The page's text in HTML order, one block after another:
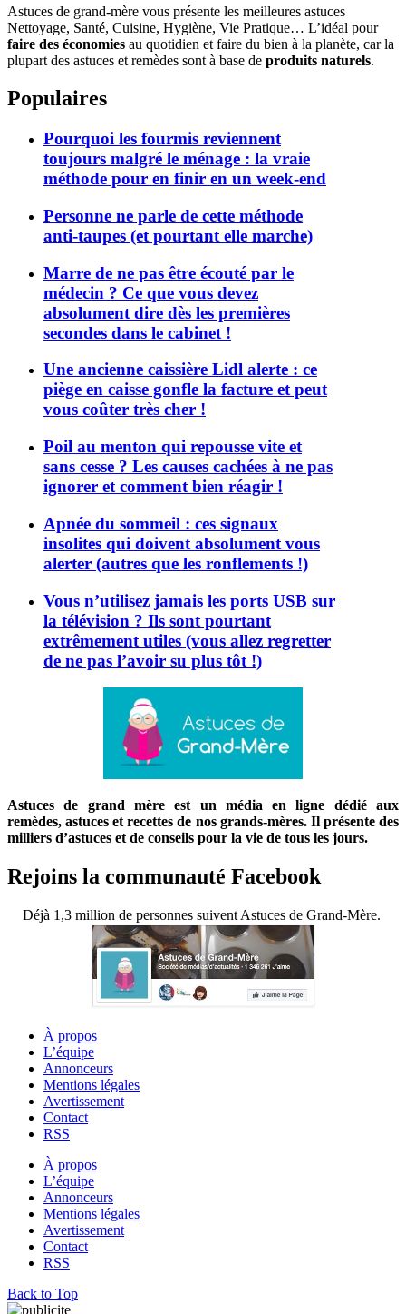
Astuces de grand-mère vous présente les meilleures astuces
Nettoyage, Santé, Cuisine, Hygiène, Vie Pratique… L’idéal pour
faire des économies au quotidien et faire du bien à la planète, car la
plupart des astuces et remèdes sont à base de produits naturels.
Populaires
Pourquoi les fourmis reviennent
toujours malgré le ménage : la vraie
méthode pour en finir en un week-end
Personne ne parle de cette méthode
anti-taupes (et pourtant elle marche)
Marre de ne pas être écouté par le
médecin ? Ce que vous devez
absolument dire dès les premières
secondes dans le cabinet !
Une ancienne caissière Lidl alerte : ce
piège en caisse gonfle la facture et peut
vous coûter très cher !
Poil au menton qui repousse vite et
sans cesse ? Les causes cachées à ne pas
ignorer et comment bien réagir !
Apnée du sommeil : ces signaux
insolites qui doivent absolument vous
alerter (autres que les ronflements !)
Vous n’utilisez jamais les ports USB sur
la télévision ? Ils sont pourtant
extrêmement utiles (vous allez regretter
de ne pas l’avoir su plus tôt !)
Astuces de grand mère est un média en ligne dédié aux
remèdes, astuces et recettes de nos grands-mères. Il présente des
milliers d’astuces et de conseils pour la vie de tous les jours.
Rejoins la communauté Facebook
Déjà 1,3 million de personnes suivent Astuces de Grand-Mère.
À propos
L’équipe
Annonceurs
Mentions légales
Avertissement
Contact
RSS
À propos
L’équipe
Annonceurs
Mentions légales
Avertissement
Contact
RSS
Back to Top